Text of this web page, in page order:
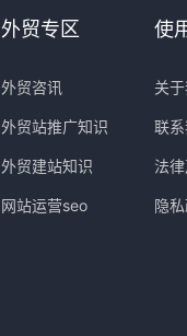
外贸专区
外贸咨讯
外贸站推广知识
外贸建站知识
网站运营seo
使
关
联
法
隐